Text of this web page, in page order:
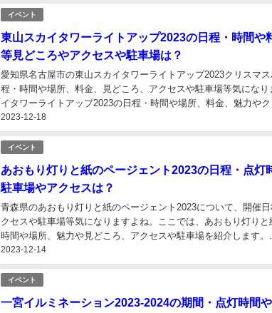
イベント
東山スカイタワーライトアップ2023の日程・時間や
等見どころやアクセスや駐車場は？
2023-12-18
愛知県名古屋市の東山スカイタワーライトアップ2023クリスマ
程・時間や場所、料金、見どころ、アクセスや駐車場等気にな
イタワーライトアップ2023の日程・時間や場所、料金、魅力や
ろ、アクセスや駐車場を紹介します。 東山スカイタワーライ...
イベント
あおもり灯りと紙のページェント2023の日程・点灯
駐車場やアクセスは？
2023-12-14
青森県のあおもり灯りと紙のページェント2023について、開催
クセスや駐車場等気になりますよね。ここでは、あおもり灯りと
時間や場所、魅力や見どころ、アクセスや駐車場を紹介します。
イベント
一宮イルミネーション2023-2024の期間・点灯時間